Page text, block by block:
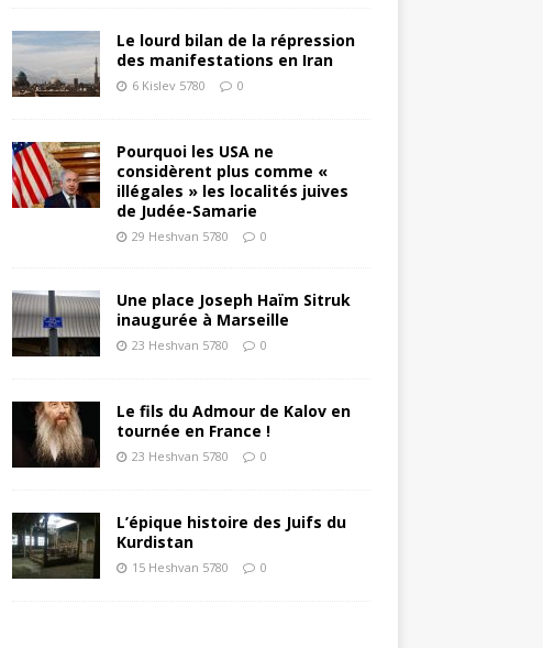
Le lourd bilan de la répression
des manifestations en Iran
6 Kislev 5780 0
Pourquoi les USA ne
considèrent plus comme «
illégales » les localités juives
de Judée-Samarie
29 Heshvan 5780 0
Une place Joseph Haïm Sitruk
inaugurée à Marseille
23 Heshvan 5780 0
Le fils du Admour de Kalov en
tournée en France !
23 Heshvan 5780 0
L’épique histoire des Juifs du
Kurdistan
15 Heshvan 5780 0